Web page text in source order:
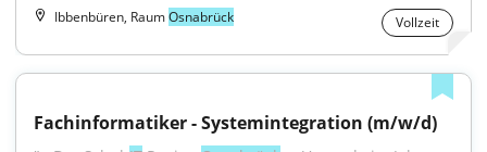
Ibbenbüren, RaumOsnabrück Vollzeit
Fachinformatiker - Systemintegration (m/w/d)